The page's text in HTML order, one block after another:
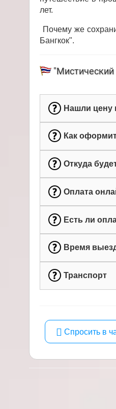
лет.
Почему же
Бангкок".
"Мистический
Нашли цену
Как
Откуда
Оплата
Есть ли
Время
Транспорт
Спросить в